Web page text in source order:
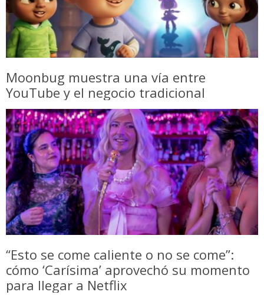
Moonbug muestra una vía entre
YouTube y el negocio tradicional
“Esto se come caliente o no se come”:
cómo ‘Carísima’ aprovechó su momento
para llegar a Netflix